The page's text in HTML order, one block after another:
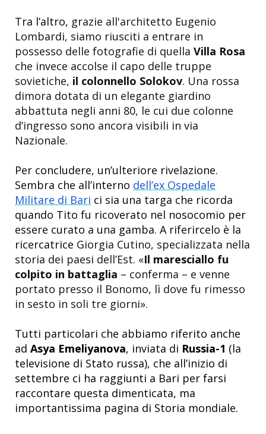
Tra l’altro, grazie all'architetto Eugenio
Lombardi, siamo riusciti a entrare in
possesso delle fotografie di quella Villa Rosa
che invece accolse il capo delle truppe
sovietiche, il colonnello Solokov. Una rossa
dimora dotata di un elegante giardino
abbattuta negli anni 80, le cui due colonne
d’ingresso sono ancora visibili in via
Nazionale.
Per concludere, un’ulteriore rivelazione.
Sembra che all’interno dell’ex Ospedale
Militare di Bari ci sia una targa che ricorda
quando Tito fu ricoverato nel nosocomio per
essere curato a una gamba. A riferircelo è la
ricercatrice Giorgia Cutino, specializzata nella
storia dei paesi dell’Est. «Il maresciallo fu
colpito in battaglia – conferma – e venne
portato presso il Bonomo, lì dove fu rimesso
in sesto in soli tre giorni».
Tutti particolari che abbiamo riferito anche
ad Asya Emeliyanova, inviata di Russia-1 (la
televisione di Stato russa), che all’inizio di
settembre ci ha raggiunti a Bari per farsi
raccontare questa dimenticata, ma
importantissima pagina di Storia mondiale.